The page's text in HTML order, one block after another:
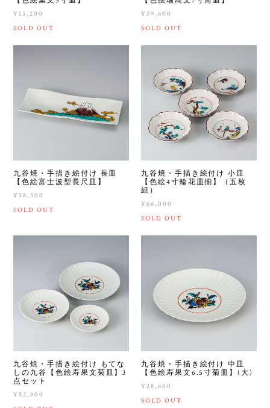
¥13,200
SOLD OUT
¥39,600
SOLD OUT
九谷焼・手描き絵付け 長皿
【色絵富士波型長尺皿】
¥38,500
SOLD OUT
九谷焼・手描き絵付け 小皿
【色絵4寸輪花皿揃】（五枚
組）
¥66,000
SOLD OUT
九谷焼・手描き絵付け もてな
しの九谷【色絵寿果文菊皿】3
点セット
¥52,800
九谷焼・手描き絵付け 中皿
【色絵寿果文6.5寸菊皿】(大)
¥28,600
SOLD OUT